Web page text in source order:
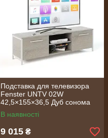
Подставка для телевизора
Fenster UNTV 02W
42,5×155×36,5 Дуб сонома
В наявності
9 015 ₴